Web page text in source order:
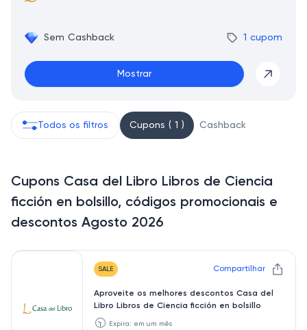
Sem Cashback 1 cupom
Mostrar
Todos os filtros Cupons ( 1 ) Cashback
Cupons Casa del Libro Libros de Ciencia
ficción en bolsillo, códigos promocionais e
descontos Agosto 2026
SALE Compartilhar
Aproveite os melhores descontos Casa del
Libro Libros de Ciencia ficción en bolsillo
🕥 Expira: em um mês